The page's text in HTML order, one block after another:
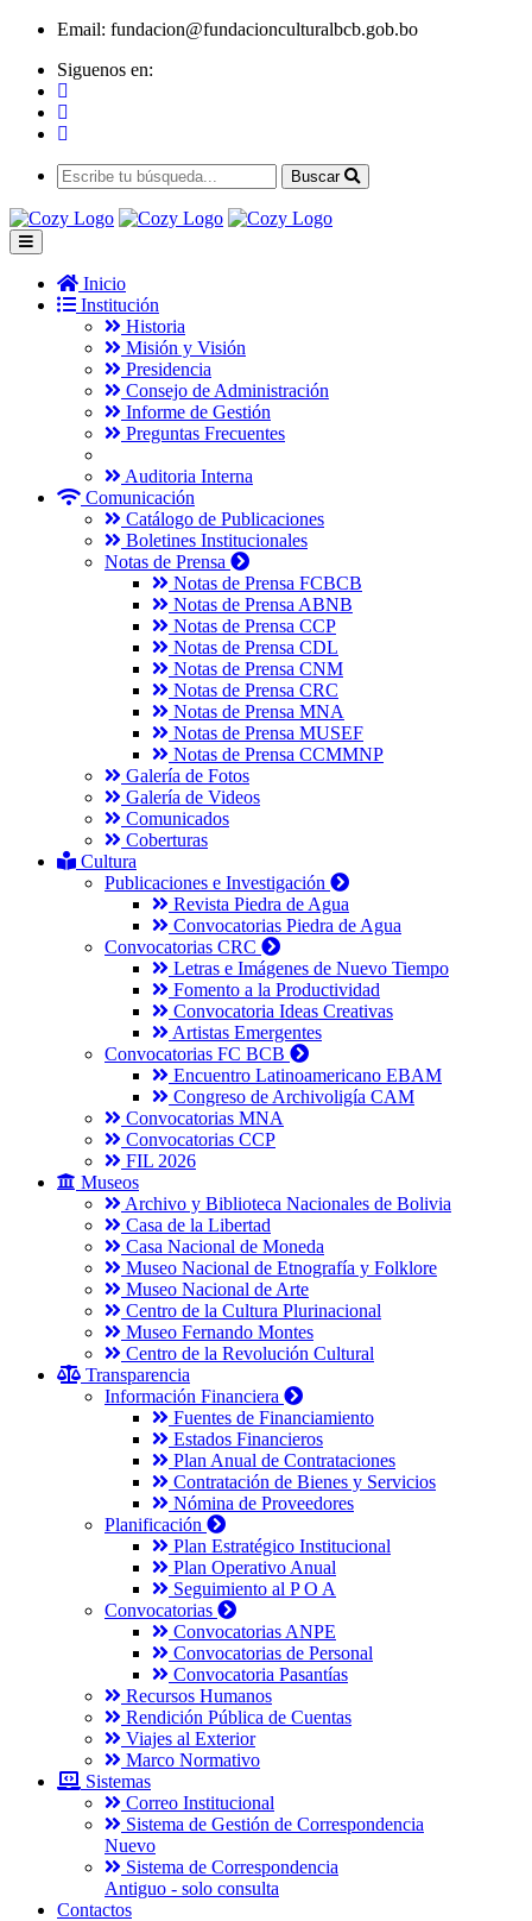
Email: fundacion@fundacionculturalbcb.gob.bo
Siguenos en:
Buscar
Inicio
Institución
Historia
Misión y Visión
Presidencia
Consejo de Administración
Informe de Gestión
Preguntas Frecuentes
Auditoria Interna
Comunicación
Catálogo de Publicaciones
Boletines Institucionales
Notas de Prensa
Notas de Prensa FCBCB
Notas de Prensa ABNB
Notas de Prensa CCP
Notas de Prensa CDL
Notas de Prensa CNM
Notas de Prensa CRC
Notas de Prensa MNA
Notas de Prensa MUSEF
Notas de Prensa CCMMNP
Galería de Fotos
Galería de Videos
Comunicados
Coberturas
Cultura
Publicaciones e Investigación
Revista Piedra de Agua
Convocatorias Piedra de Agua
Convocatorias CRC
Letras e Imágenes de Nuevo Tiempo
Fomento a la Productividad
Convocatoria Ideas Creativas
Artistas Emergentes
Convocatorias FC BCB
Encuentro Latinoamericano EBAM
Congreso de Archivoligía CAM
Convocatorias MNA
Convocatorias CCP
FIL 2026
Museos
Archivo y Biblioteca Nacionales de Bolivia
Casa de la Libertad
Casa Nacional de Moneda
Museo Nacional de Etnografía y Folklore
Museo Nacional de Arte
Centro de la Cultura Plurinacional
Museo Fernando Montes
Centro de la Revolución Cultural
Transparencia
Información Financiera
Fuentes de Financiamiento
Estados Financieros
Plan Anual de Contrataciones
Contratación de Bienes y Servicios
Nómina de Proveedores
Planificación
Plan Estratégico Institucional
Plan Operativo Anual
Seguimiento al P O A
Convocatorias
Convocatorias ANPE
Convocatorias de Personal
Convocatoria Pasantías
Recursos Humanos
Rendición Pública de Cuentas
Viajes al Exterior
Marco Normativo
Sistemas
Correo Institucional
Sistema de Gestión de Correspondencia
Nuevo
Sistema de Correspondencia
Antiguo - solo consulta
Contactos